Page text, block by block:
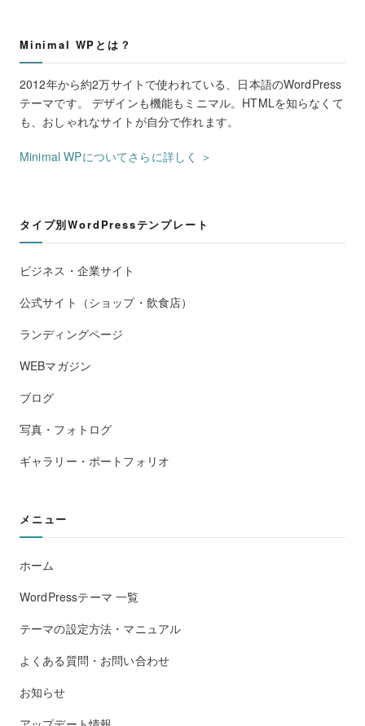
Minimal WPとは？
2012年から約2万サイトで使われている、日本語のWordPress
テーマです。 デザインも機能もミニマル。HTMLを知らなくて
も、おしゃれなサイトが自分で作れます。
Minimal WPについてさらに詳しく ＞
タイプ別WordPressテンプレート
ビジネス・企業サイト
公式サイト（ショップ・飲食店）
ランディングページ
WEBマガジン
ブログ
写真・フォトログ
ギャラリー・ポートフォリオ
メニュー
ホーム
WordPressテーマ 一覧
テーマの設定方法・マニュアル
よくある質問・お問い合わせ
お知らせ